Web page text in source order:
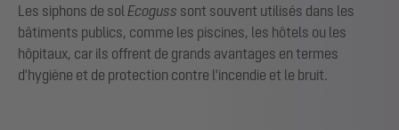
Les siphons de sol Ecoguss sont souvent utilisés dans les
bâtiments publics, comme les piscines, les hôtels ou les
hôpitaux, car ils offrent de grands avantages en termes
d'hygiène et de protection contre l'incendie et le bruit.